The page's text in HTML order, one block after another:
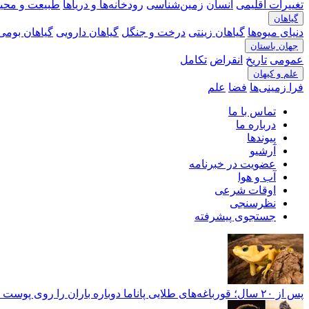
تغییرات اقلیمی انسان زمین‌شناسی رودخانه‎‌ها و دریاها طبیعت و
گیاهان
دنیای میوه‌ها گیاهان زینتی درخت و جنگل گیاهان دارویی گیاهان
جهان باستان
عمومی تاریخ انقراض تکامل
علم و کیهان
فرا زمینی‌ها فضا علم
تماس با ما
درباره ما
پیوندها
آرشیو
عضویت در خبرنامه
آب و هوا
اوقات شرعی
نظرسنجی
جستجوی پیشرفته
پس از ۲۰ سال؛ قورباغه‌های طلایی پاناما دوباره باران را روی پوست خود احساس کردند